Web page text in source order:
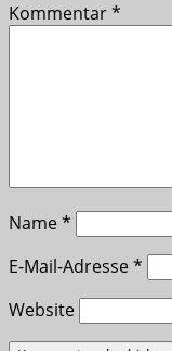
Kommentar*
Name*
E-Mail-Adresse*
Website